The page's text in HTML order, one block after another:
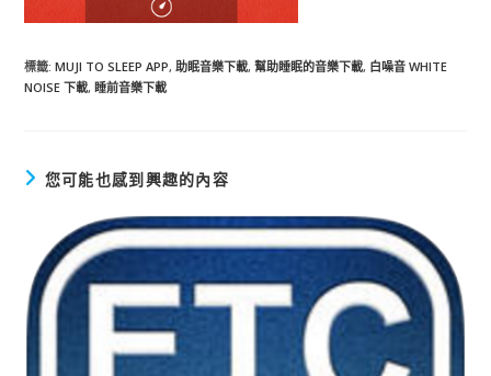
標籤:MUJI TO SLEEP APP, 助眠音樂下載, 幫助睡眠的音樂下載, 白噪音 WHITE
NOISE 下載, 睡前音樂下載
您可能也感到興趣的內容